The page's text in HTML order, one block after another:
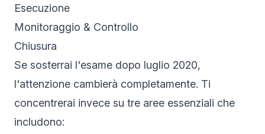
Esecuzione
Monitoraggio & Controllo
Chiusura
Se sosterrai l'esame dopo luglio 2020,
l'attenzione cambierà completamente. Ti
concentrerai invece su tre aree essenziali che
includono: